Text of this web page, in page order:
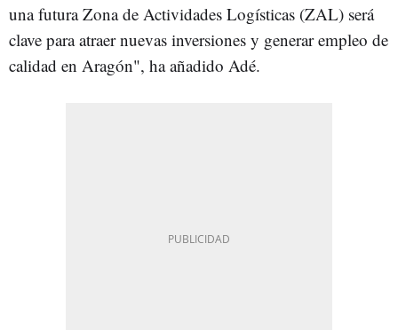
una futura Zona de Actividades Logísticas (ZAL) será
clave para atraer nuevas inversiones y generar empleo de
calidad en Aragón", ha añadido Adé.